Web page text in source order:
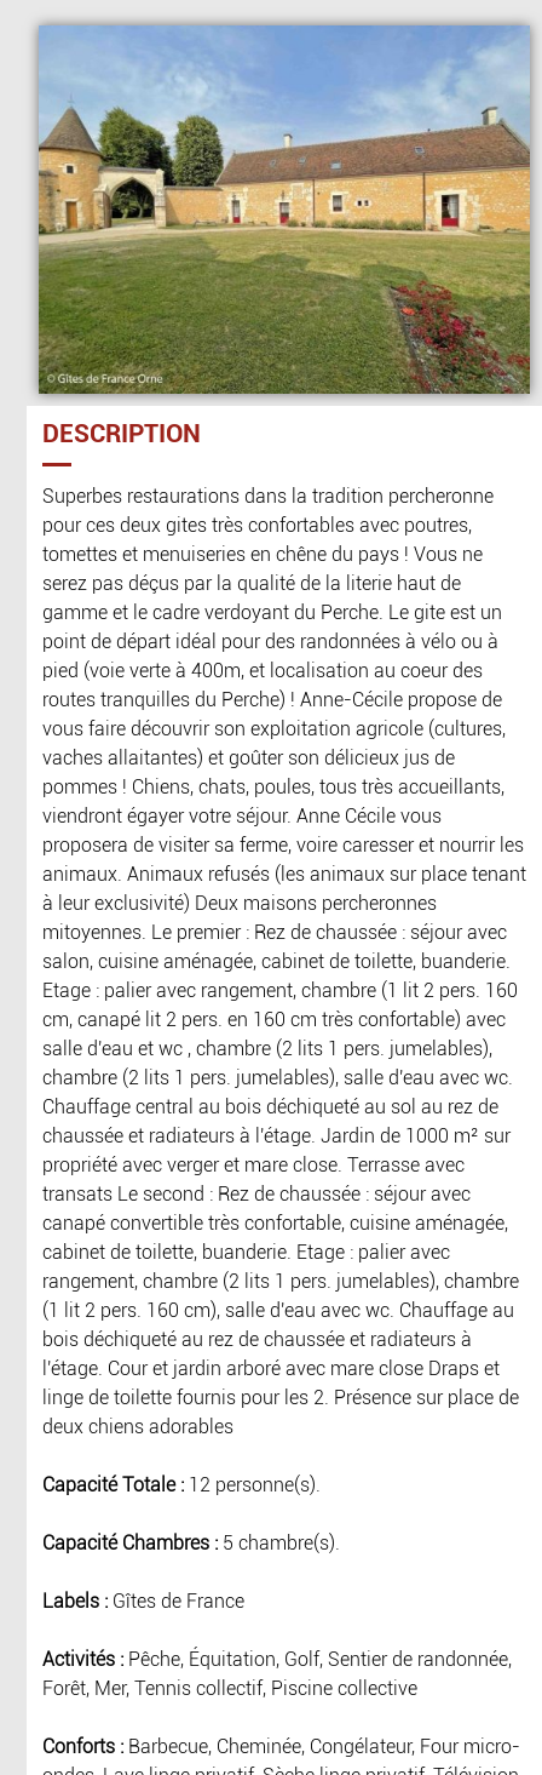
DESCRIPTION
Superbes restaurations dans la tradition percheronne
pour ces deux gites très confortables avec poutres,
tomettes et menuiseries en chêne du pays ! Vous ne
serez pas déçus par la qualité de la literie haut de
gamme et le cadre verdoyant du Perche. Le gite est un
point de départ idéal pour des randonnées à vélo ou à
pied (voie verte à 400m, et localisation au coeur des
routes tranquilles du Perche) ! Anne-Cécile propose de
vous faire découvrir son exploitation agricole (cultures,
vaches allaitantes) et goûter son délicieux jus de
pommes ! Chiens, chats, poules, tous très accueillants,
viendront égayer votre séjour. Anne Cécile vous
proposera de visiter sa ferme, voire caresser et nourrir les
animaux. Animaux refusés (les animaux sur place tenant
à leur exclusivité) Deux maisons percheronnes
mitoyennes. Le premier : Rez de chaussée : séjour avec
salon, cuisine aménagée, cabinet de toilette, buanderie.
Etage : palier avec rangement, chambre (1 lit 2 pers. 160
cm, canapé lit 2 pers. en 160 cm très confortable) avec
salle d'eau et wc , chambre (2 lits 1 pers. jumelables),
chambre (2 lits 1 pers. jumelables), salle d'eau avec wc.
Chauffage central au bois déchiqueté au sol au rez de
chaussée et radiateurs à l'étage. Jardin de 1000 m² sur
propriété avec verger et mare close. Terrasse avec
transats Le second : Rez de chaussée : séjour avec
canapé convertible très confortable, cuisine aménagée,
cabinet de toilette, buanderie. Etage : palier avec
rangement, chambre (2 lits 1 pers. jumelables), chambre
(1 lit 2 pers. 160 cm), salle d'eau avec wc. Chauffage au
bois déchiqueté au rez de chaussée et radiateurs à
l'étage. Cour et jardin arboré avec mare close Draps et
linge de toilette fournis pour les 2. Présence sur place de
deux chiens adorables
Capacité Totale : 12 personne(s).
Capacité Chambres : 5 chambre(s).
Labels : Gîtes de France
Activités : Pêche, Équitation, Golf, Sentier de randonnée,
Forêt, Mer, Tennis collectif, Piscine collective
Conforts : Barbecue, Cheminée, Congélateur, Four micro-